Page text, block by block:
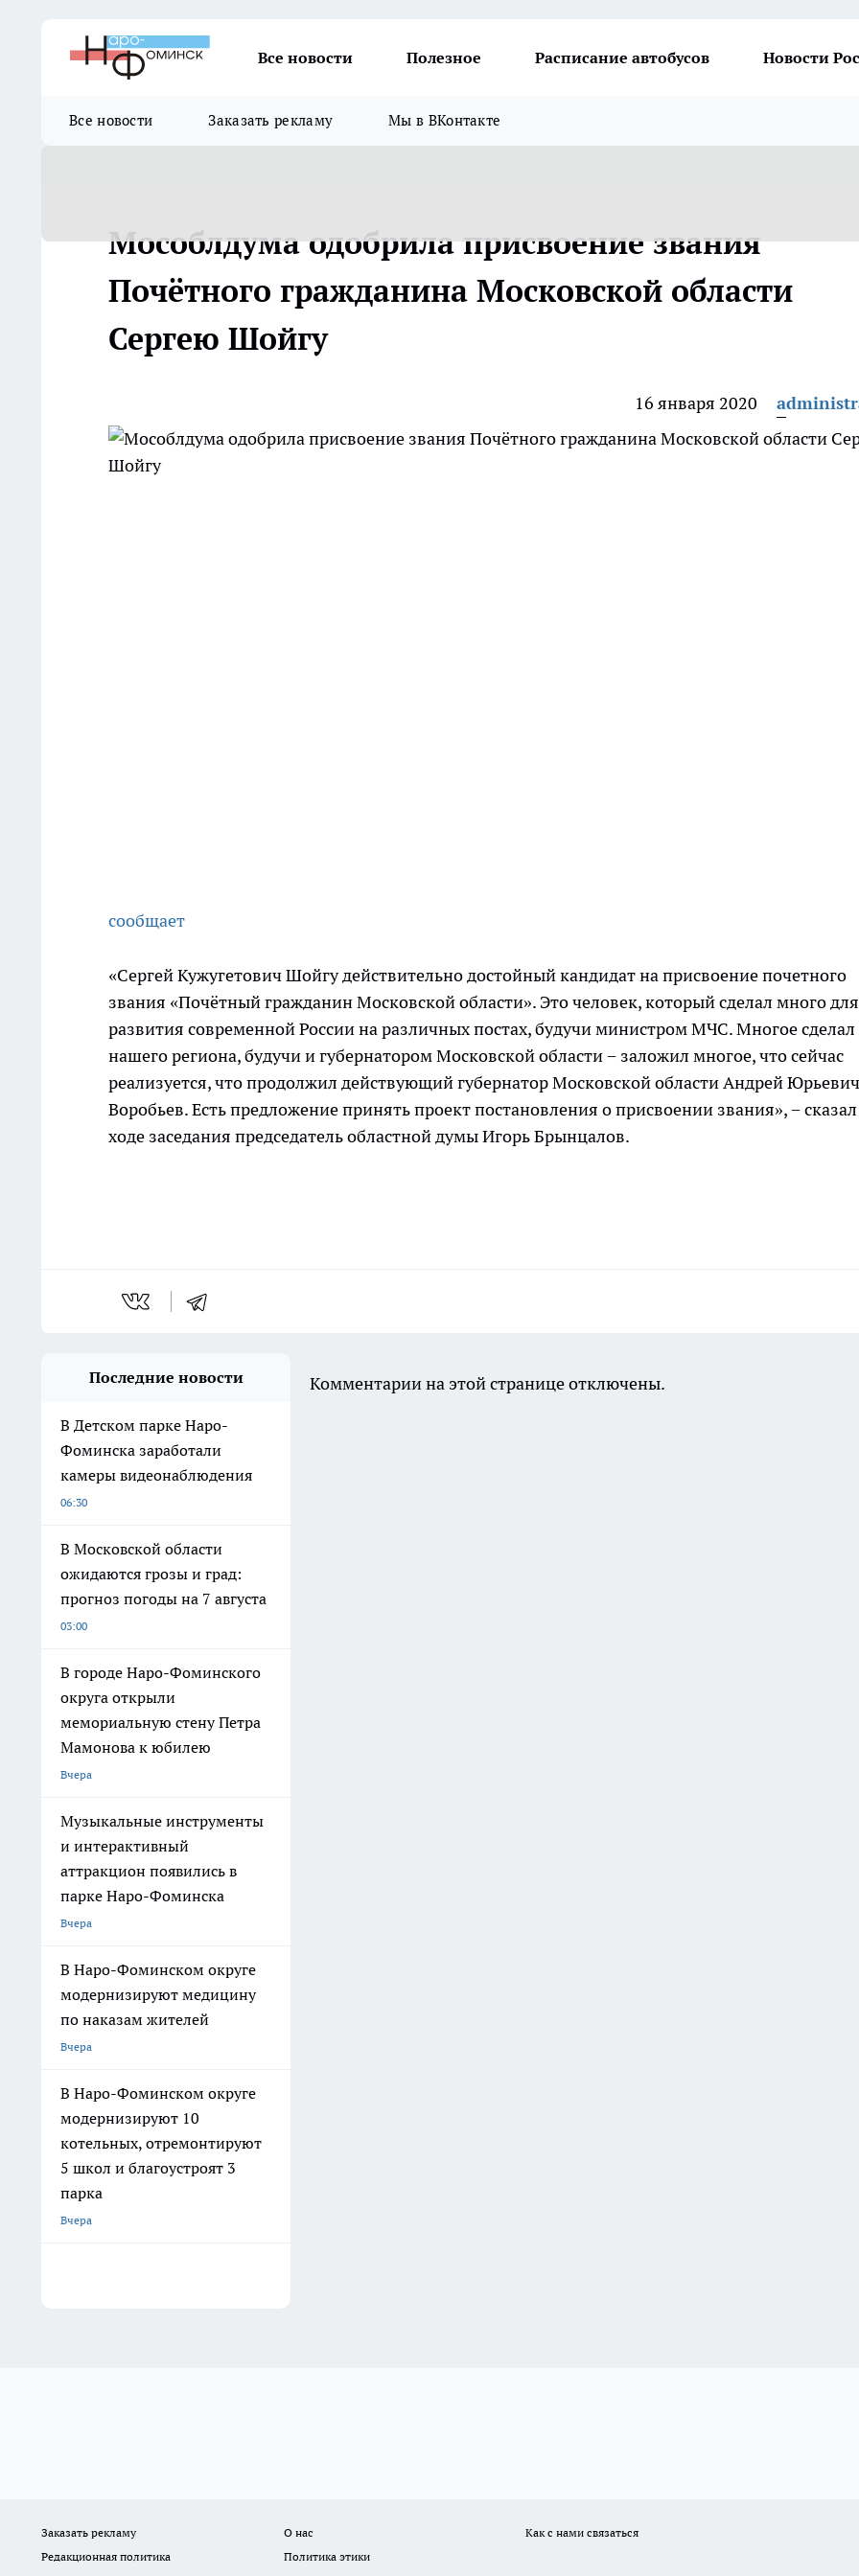
Все новости Полезное Расписание автобусов Новости
Все новости Заказать рекламу Мы в ВКонтакте
Мособлдума одобрила присвоение звания
Почётного гражданина Московской области
Сергею Шойгу
16 января 2020
сообщает
«Сергей Кужугетович Шойгу действительно достойный кандидат на присвоение почетного
звания «Почётный гражданин Московской области». Это человек, который сделал много для
развития современной России на различных постах, будучи министром МЧС. Многое сделал
нашего региона, будучи и губернатором Московской области − заложил многое, что сейчас
реализуется, что продолжил действующий губернатор Московской области Андрей Юрьевич
Воробьев. Есть предложение принять проект постановления о присвоении звания», −
ходе заседания председатель областной думы Игорь Брынцалов.
Последние новости
В Детском парке Наро-
Фоминска заработали
камеры видеонаблюдения
06:30
В Московской области
ожидаются грозы и град:
прогноз погоды на 7 августа
03:00
В городе Наро-Фоминского
округа открыли
мемориальную стену Петра
Мамонова к юбилею
Вчера
Музыкальные инструменты
и интерактивный
аттракцион появились в
парке Наро-Фоминска
Вчера
В Наро-Фоминском округе
модернизируют медицину
по наказам жителей
Вчера
В Наро-Фоминском округе
модернизируют 10
котельных, отремонтируют
5 школ и благоустроят 3
парка
Вчера
Комментарии на этой странице отключены.
Заказать рекламу О нас
Как с нами связаться
Редакционная политика
Политика этики